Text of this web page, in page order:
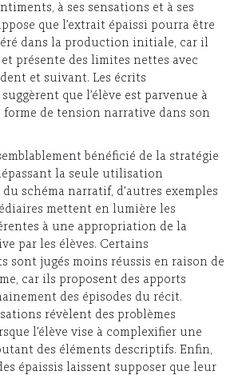
à ses sensations et à ses
que l’extrait épaissi pourra être
dans la production initiale, car il
présente des limites nettes avec
et suivant. Les écrits
que l’élève est parvenue à
de tension narrative dans son
bénéficié de la stratégie
la seule utilisation
schéma narratif, d’autres exemples
mettent en lumière les
à une appropriation de la
par les élèves. Certains
sont jugés moins réussis en raison de
car ils proposent des apports
des épisodes du récit.
révèlent des problèmes
l’élève vise à complexifier une
des éléments descriptifs. Enfin,
épaissis laissent supposer que leur